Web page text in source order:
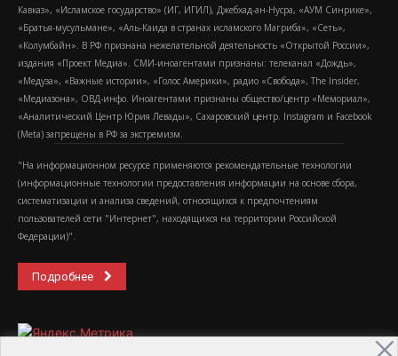
Кавказ», «Исламское государство» (ИГ, ИГИЛ), Джебхад-ан-Нусра, «АУМ Синрике»,
«Братья-мусульмане», «Аль-Каида в странах исламского Магриба», «Сеть»,
«Колумбайн». В РФ признана нежелательной деятельность «Открытой России»,
издания «Проект Медиа». СМИ-иноагентами признаны: телеканал «Дождь»,
«Медуза», «Важные истории», «Голос Америки», радио «Свобода», The Insider,
«Медиазона», ОВД-инфо. Иноагентами признаны общество/центр «Мемориал»,
«Аналитический Центр Юрия Левады», Сахаровский центр. Instagram и Facebook
(Metа) запрещены в РФ за экстремизм.
"На информационном ресурсе применяются рекомендательные технологии
(информационные технологии предоставления информации на основе сбора,
систематизации и анализа сведений, относящихся к предпочтениям
пользователей сети "Интернет", находящихся на территории Российской
Федерации)".
Подробнее